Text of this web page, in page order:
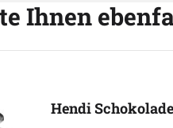
Ihnen
Hendi